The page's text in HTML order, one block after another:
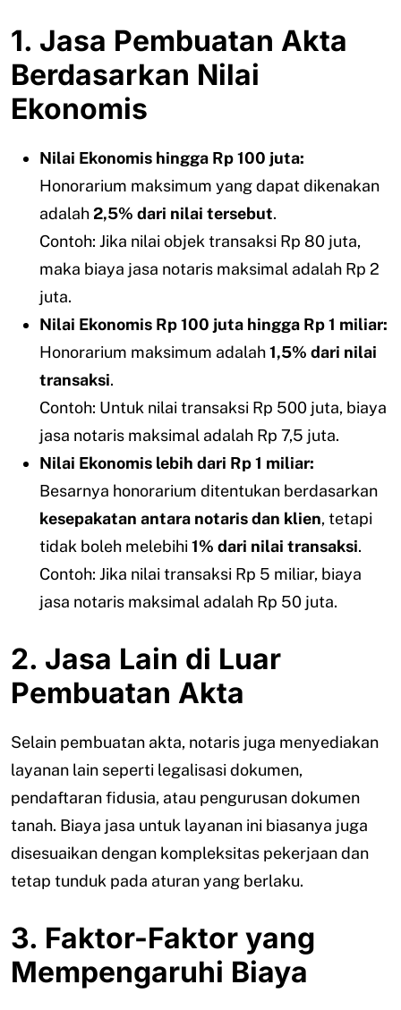
1. Jasa Pembuatan Akta
Berdasarkan Nilai
Ekonomis
Nilai Ekonomis hingga Rp 100 juta:
Honorarium maksimum yang dapat dikenakan
adalah2,5% dari nilai tersebut.
Contoh: Jika nilai objek transaksi Rp 80 juta,
maka biaya jasa notaris maksimal adalah Rp 2
juta.
Nilai Ekonomis Rp 100 juta hingga Rp 1 miliar:
Honorarium maksimum adalah1,5% dari nilai
transaksi.
Contoh: Untuk nilai transaksi Rp 500 juta, biaya
jasa notaris maksimal adalah Rp 7,5 juta.
Nilai Ekonomis lebih dari Rp 1 miliar:
Besarnya honorarium ditentukan berdasarkan
kesepakatan antara notaris dan klien, tetapi
tidak boleh melebihi 1% dari nilai transaksi.
Contoh: Jika nilai transaksi Rp 5 miliar, biaya
jasa notaris maksimal adalah Rp 50 juta.
2. Jasa Lain di Luar
Pembuatan Akta
Selain pembuatan akta, notaris juga menyediakan
layanan lain seperti legalisasi dokumen,
pendaftaran fidusia, atau pengurusan dokumen
tanah. Biaya jasa untuk layanan ini biasanya juga
disesuaikan dengan kompleksitas pekerjaan dan
tetap tunduk pada aturan yang berlaku.
3. Faktor-Faktor yang
Mempengaruhi Biaya